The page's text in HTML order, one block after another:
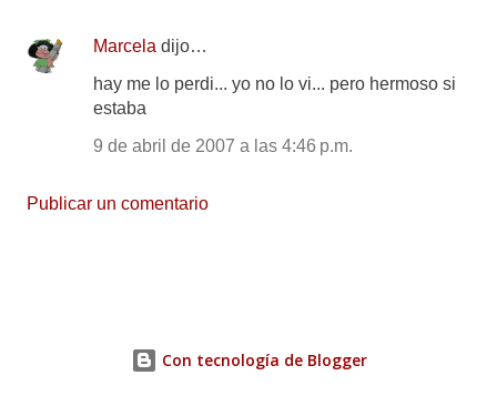
Marcela dijo…
hay me lo perdi... yo no lo vi... pero hermoso si
estaba
9 de abril de 2007 a las 4:46 p.m.
Publicar un comentario
Con tecnología de Blogger